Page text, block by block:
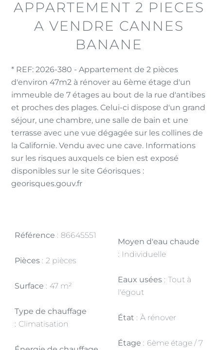
APPARTEMENT 2 PIECES
A VENDRE CANNES
BANANE
* REF: 2026-380 - Appartement de 2 pièces
d'environ 47m2 à rénover au 6ème étage d'un
immeuble de 7 étages au bout de la rue d'antibes
et proches des plages. Celui-ci dispose d'un grand
séjour, une chambre, une salle de bain et une
terrasse avec une vue dégagée sur les collines de
la Californie. Vendu avec une cave. Informations
sur les risques auxquels ce bien est exposé
disponibles sur le site Géorisques :
georisques.gouv.fr
Référence 86645551
Pièces 2 pièces
Surface 47 m²
Type de chauffage
Climatisation
Moyen d'eau chaude
Individuelle
Eaux usées
Tout à
l'égout
État À rénover
Étage 6ème étage / 7